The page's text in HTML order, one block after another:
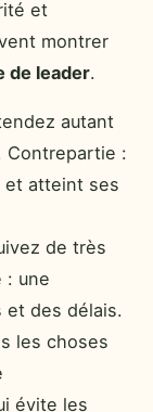
et
montrer
de leader.
autant
Contrepartie :
et atteint ses
de très
: une
et des délais.
les choses
évite les